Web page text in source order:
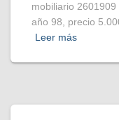
mobiliario
año 98, precio
Leer más